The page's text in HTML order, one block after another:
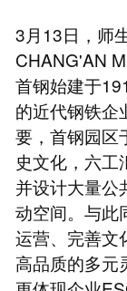
3月13日，师
CHANG'AN
首钢始建于
的近代钢铁企
要，首钢园区
史文化，六工
并设计大量公
动空间。与此
运营、完善文
高品质的多元